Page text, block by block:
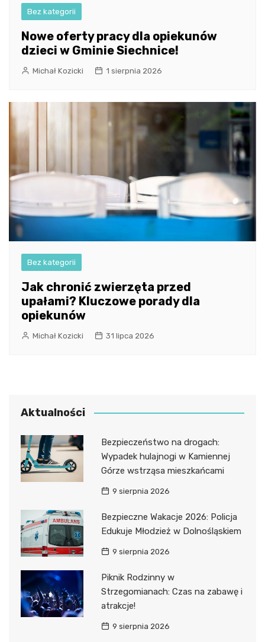
Bez kategorii
Nowe oferty pracy dla opiekunów
dzieci w Gminie Siechnice!
Michał Kozicki 1 sierpnia 2026
Bez kategorii
Jak chronić zwierzęta przed
upałami? Kluczowe porady dla
opiekunów
Michał Kozicki 31 lipca 2026
Aktualności
Bezpieczeństwo na drogach:
Wypadek hulajnogi w Kamiennej
Górze wstrząsa mieszkańcami
9 sierpnia 2026
Bezpieczne Wakacje 2026: Policja
Edukuje Młodzież w Dolnośląskiem
9 sierpnia 2026
Piknik Rodzinny w
Strzegomianach: Czas na zabawę i
atrakcje!
9 sierpnia 2026